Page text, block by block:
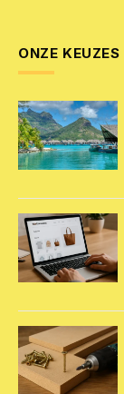
ONZE KEUZES